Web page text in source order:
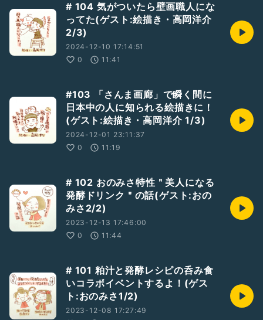
# 104 気がついたら壁画職人にな
ってた(ゲスト:絵描き・高岡洋介
2/3)
2024-12-10 17:14:51
0
11:41
#103 「さんま画廊」で瞬く間に
日本中の人に知られる絵描きに！
(ゲスト:絵描き・高岡洋介 1/3)
2024-12-01 23:11:37
0
11:19
# 102 おのみさ特性＂美人になる
発酵ドリンク＂の話(ゲスト:おの
みさ2/2)
2023-12-13 17:46:00
0
11:44
# 101 粕汁と発酵レシピの呑み食
いコラボイベントするよ！(ゲス
ト:おのみさ1/2)
2023-12-08 17:27:49